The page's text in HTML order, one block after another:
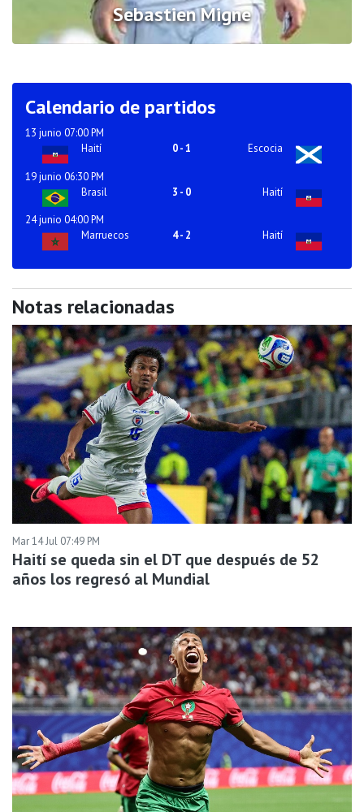
Sebastien Migne
Calendario de partidos
13 junio 07:00 PM
Haití
0-1 Escocia
19 junio 06:30 PM
Brasil
3 - 0 Haití
24 junio 04:00 PM
Marruecos
4- 2 Haití
Notas relacionadas
Mar 14 Jul 07:49 PM
Haití se queda sin el DT que después de 52
años los regresó al Mundial